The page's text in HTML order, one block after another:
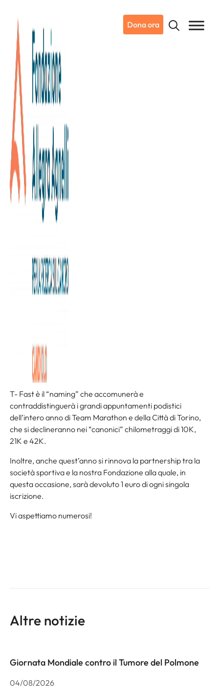
Dona ora
27/03/2019
Notizie da Candiolo
Una corsa… per la Ricerca! Il
2019 di Team Marathon parte
con “T-Fast 10K – La
Velocissima”
Velocissima”, la prima grande gara del 2019 che partirà
alle ore 10 da via XX settembre a Torino e si concluderà alla
splendida Palazzina di Caccia di Stupinigi a Nichelino.
È già possibile iscriversi collegandosi al sito
teamarathon.it/tfast10
piazza Castello durante il weekend della manifestazione.
T- Fast è il “naming” che accomunerà e
contraddistinguerà i grandi appuntamenti podistici
dell’intero anno di Team Marathon e della Città di Torino,
che si declineranno nei “canonici” chilometraggi di 10K,
21K e 42K.
Inoltre, anche quest’anno si rinnova la partnership tra la
società sportiva e la nostra Fondazione alla quale, in
questa occasione, sarà devoluto 1 euro di ogni singola
iscrizione.
Vi aspettiamo numerosi!
Altre notizie
Giornata Mondiale contro il Tumore del Polmone
04/08/2026